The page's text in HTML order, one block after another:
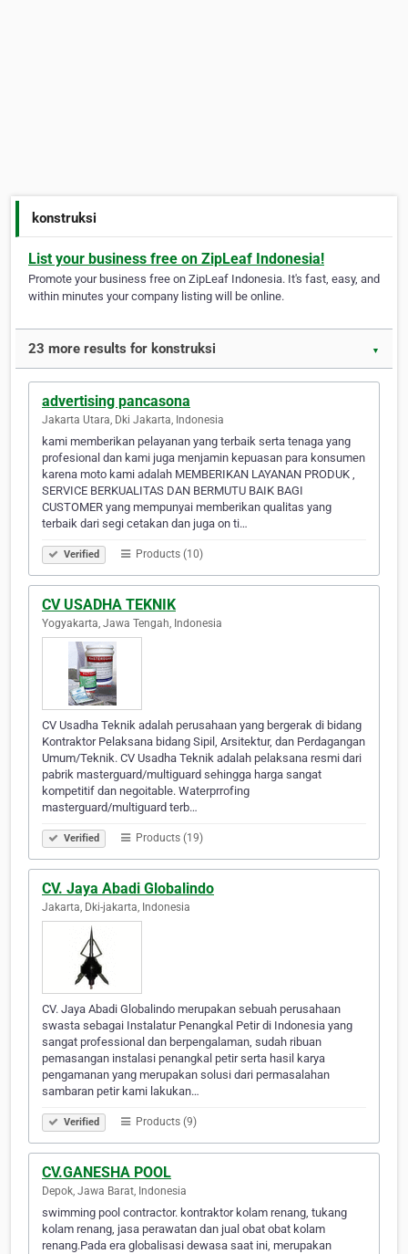
konstruksi
List your business free on ZipLeaf Indonesia!
Promote your business free on ZipLeaf Indonesia. It's fast, easy, and
within minutes your company listing will be online.
23 more results for konstruksi ▼
advertising pancasona
Jakarta Utara, Dki Jakarta, Indonesia
kami memberikan pelayanan yang terbaik serta tenaga yang
profesional dan kami juga menjamin kepuasan para konsumen
karena moto kami adalah MEMBERIKAN LAYANAN PRODUK ,
SERVICE BERKUALITAS DAN BERMUTU BAIK BAGI
CUSTOMER yang mempunyai memberikan qualitas yang
terbaik dari segi cetakan dan juga on ti…
Verified Products (10)
CV USADHA TEKNIK
Yogyakarta, Jawa Tengah, Indonesia
CV Usadha Teknik adalah perusahaan yang bergerak di bidang
Kontraktor Pelaksana bidang Sipil, Arsitektur, dan Perdagangan
Umum/Teknik. CV Usadha Teknik adalah pelaksana resmi dari
pabrik masterguard/multiguard sehingga harga sangat
kompetitif dan negoitable. Waterprrofing
masterguard/multiguard terb…
Verified Products (19)
CV. Jaya Abadi Globalindo
Jakarta, Dki-jakarta, Indonesia
CV. Jaya Abadi Globalindo merupakan sebuah perusahaan
swasta sebagai Instalatur Penangkal Petir di Indonesia yang
sangat professional dan berpengalaman, sudah ribuan
pemasangan instalasi penangkal petir serta hasil karya
pengamanan yang merupakan solusi dari permasalahan
sambaran petir kami lakukan…
Verified Products (9)
CV.GANESHA POOL
Depok, Jawa Barat, Indonesia
swimming pool contractor. kontraktor kolam renang, tukang
kolam renang, jasa perawatan dan jual obat obat kolam
renang.Pada era globalisasi dewasa saat ini, merupakan